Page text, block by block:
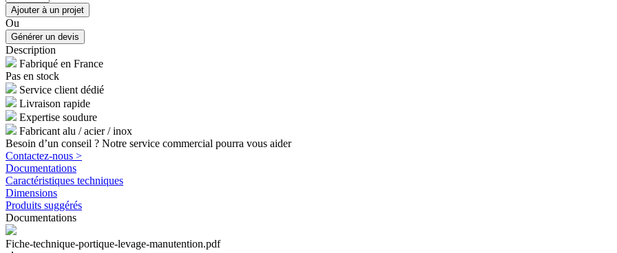
Ou
Description
Fabriqué en France
Pas en stock
Service client dédié
Livraison rapide
Expertise soudure
Fabricant alu / acier / inox
Besoin d’un conseil ? Notre service commercial pourra vous aider
Contactez-nous >
Documentations
Caractéristiques techniques
Dimensions
Produits suggérés
Documentations
Fiche-technique-portique-levage-manutention.pdf